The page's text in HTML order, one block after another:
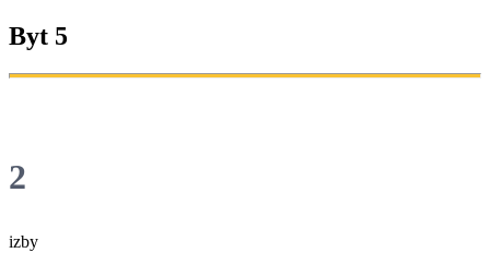
Byt 5
2
izby